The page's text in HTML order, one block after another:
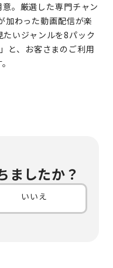
。厳選した専門チャン
わった動画配信が楽
いジャンルを8パック
と、お客さまのご利用
ましたか？
いいえ